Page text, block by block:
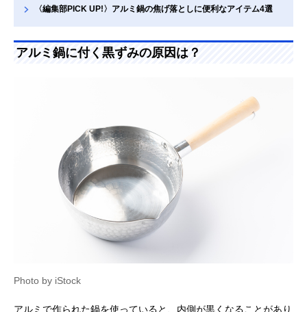
〈編集部PICK UP!〉アルミ鍋の焦げ落としに便利なアイテム4選
アルミ鍋に付く黒ずみの原因は？
Photo by iStock
アルミで作られた鍋を使っていると、内側が黒くなることがあり